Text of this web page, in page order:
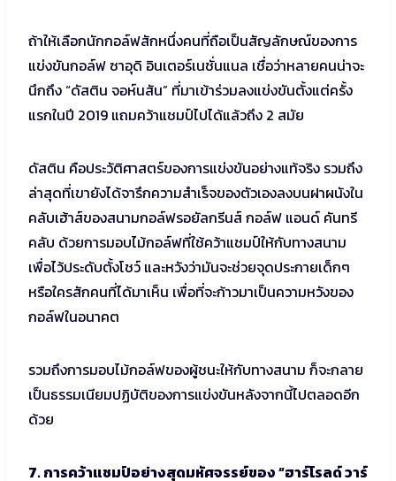
ถ้าให้เลือกนักกอล์ฟสักหนึ่งคนที่ถือเป็นสัญลักษณ์ของการ
แข่งขันกอล์ฟ ซาอุดิ อินเตอร์เนชั่นแนล เชื่อว่าหลายคนน่าจะ
นึกถึง “ดัสติน จอห์นสัน” ที่มาเข้าร่วมลงแข่งขันตั้งแต่ครั้ง
แรกในปี 2019 แถมคว้าแชมป์ไปได้แล้วถึง 2 สมัย
ดัสติน คือประวัติศาสตร์ของการแข่งขันอย่างแท้จริง รวมถึง
ล่าสุดที่เขายังได้จารึกความสำเร็จของตัวเองลงบนฝาผนังใน
คลับเฮ้าส์ของสนามกอล์ฟรอยัลกรีนส์ กอล์ฟ แอนด์ คันทรี
คลับ ด้วยการมอบไม้กอล์ฟที่ใช้คว้าแชมป์ให้กับทางสนาม
เพื่อไว้ประดับตั้งโชว์ และหวังว่ามันจะช่วยจุดประกายเด็กๆ
หรือใครสักคนที่ได้มาเห็น เพื่อที่จะก้าวมาเป็นความหวังของ
กอล์ฟในอนาคต
รวมถึงการมอบไม้กอล์ฟของผู้ชนะให้กับทางสนาม ก็จะกลาย
เป็นธรรมเนียมปฏิบัติของการแข่งขันหลังจากนี้ไปตลอดอีก
ด้วย
7. การคว้าแชมป์อย่างสุดมหัศจรรย์ของ “ฮาร์โรลด์ วาร์